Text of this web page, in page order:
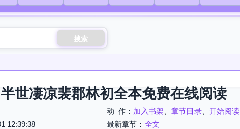
搜索
世凄凉裴郡林初全本免费在线阅读
动 作： 加入书架 章节目录
开始阅读
12:39:38
最新章节： 全文